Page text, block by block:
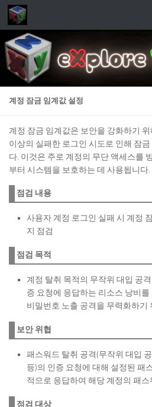
Skip to content
계정 잠금 임계값 설정
계정 잠금 임계값은 보안을 강화하기
이상의 실패한 로그인 시도로 인해 잠
다. 이것은 주로 계정의 무단 액세스를
부터 시스템을 보호하는 데 사용됩니다.
점검 내용
사용자 계정 로그인 실패 시 계정
지 점검
점검 목적
계정 탈취 목적의 무작위 대입 공
증 요청에 응답하는 리소스 낭비
비밀번호 노출 공격을 무력화하기
보안 위협
패스워드 탈취 공격(무작위 대입
등)의 인증 요청에 대해 설정된 패
적으로 응답하여 해당 계정의 패
점검 대상